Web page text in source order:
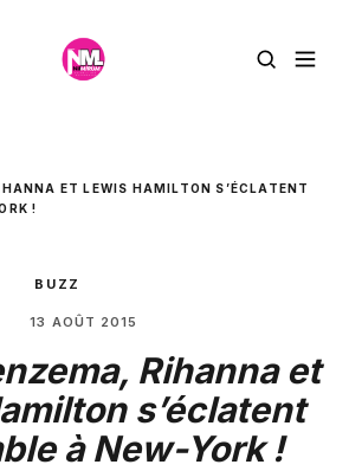
ET LEWIS HAMILTON S’ÉCLATENT
!
BUZZ
13 AOÛT 2015
Rihanna et
s’éclatent
à New-York !